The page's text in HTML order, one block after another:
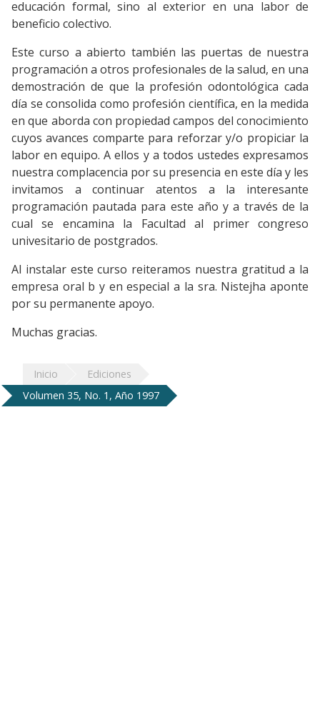
educación formal, sino al exterior en una labor de
beneficio colectivo.
Este curso a abierto también las puertas de nuestra
programación a otros profesionales de la salud, en una
demostración de que la profesión odontológica cada
día se consolida como profesión científica, en la medida
en que aborda con propiedad campos del conocimiento
cuyos avances comparte para reforzar y/o propiciar la
labor en equipo. A ellos y a todos ustedes expresamos
nuestra complacencia por su presencia en este día y les
invitamos a continuar atentos a la interesante
programación pautada para este año y a través de la
cual se encamina la Facultad al primer congreso
univesitario de postgrados.
Al instalar este curso reiteramos nuestra gratitud a la
empresa oral b y en especial a la sra. Nistejha aponte
por su permanente apoyo.
Muchas gracias.
Inicio
Ediciones
Volumen 35, No. 1, Año 1997